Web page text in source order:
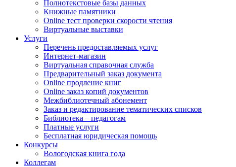
Полнотекстовые базы данных
Книжные памятники
Online тест проверки скорости чтения
Виртуальные выставки
Услуги
Перечень предоставляемых услуг
Интернет-магазин
Виртуальная справочная служба
Предварительный заказ документа
Online продление книг
Online заказ копий документов
Межбиблиотечный абонемент
Заказ и редактирование тематических списков
Библиотека – педагогам
Платные услуги
Бесплатная юридическая помощь
Конкурсы
Вологодская книга года
Коллегам